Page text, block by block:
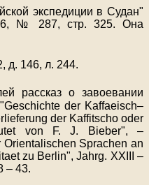
экспедиции в Судан"
№ 287, стр. 325. Она
д. 146, л. 244.
рассказ о завоевании
der Kaffaeisch–
der Kaffitscho oder
von F. J. Bieber", –
Sprachen an
zu Berlin", Jahrg. XXIII –
– 43.